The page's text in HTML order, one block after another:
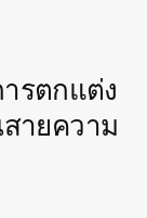
รตกแต่ง
ายความ